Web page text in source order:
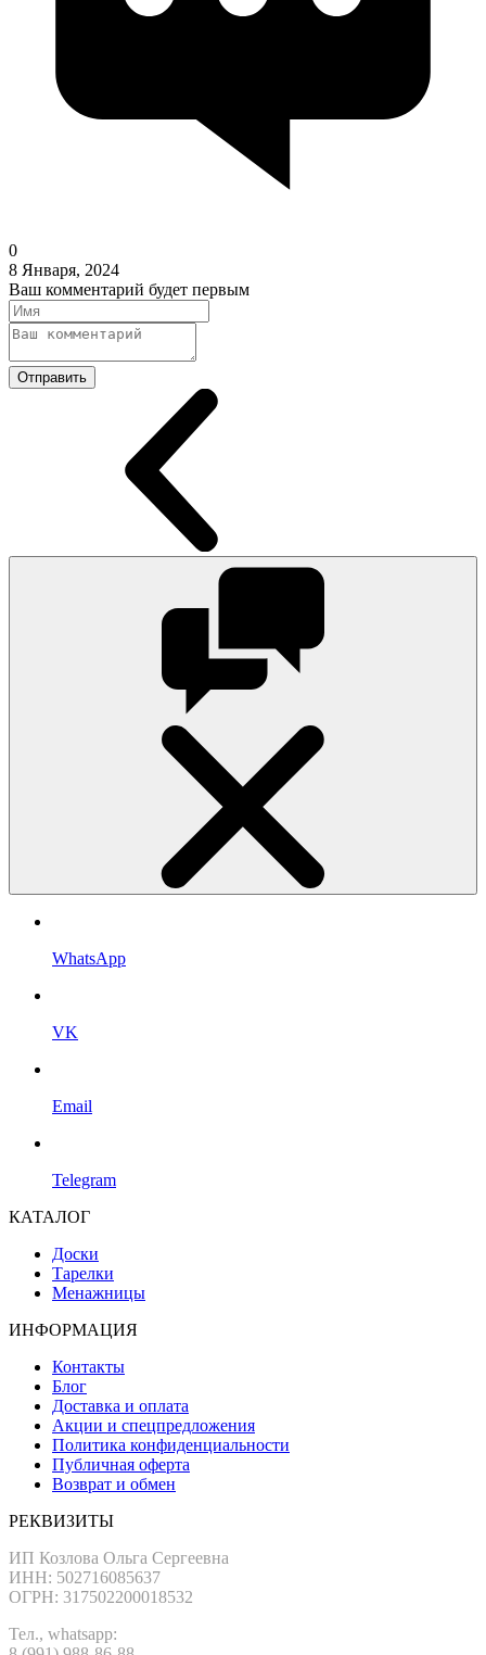
0
8 Января, 2024
Ваш комментарий будет первым
Отправить
WhatsApp
VK
Email
Telegram
КАТАЛОГ
Доски
Тарелки
Менажницы
ИНФОРМАЦИЯ
Контакты
Блог
Доставка и оплата
Акции и спецпредложения
Политика конфиденциальности
Публичная оферта
Возврат и обмен
РЕКВИЗИТЫ
ИП Козлова Ольга Сергеевна
ИНН: 502716085637
ОГРН: 317502200018532
Тел., whatsapp: